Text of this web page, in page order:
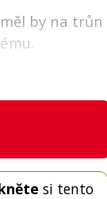
by na trůn
si tento